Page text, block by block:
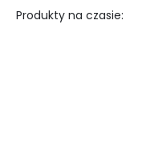
Produkty na czasie: